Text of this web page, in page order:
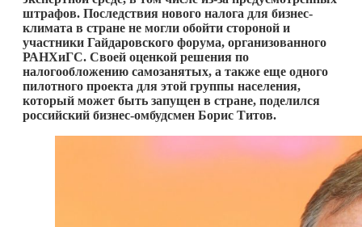
штрафов. Последствия нового налога для бизнес-
климата в стране не могли обойти стороной и
участники Гайдаровского форума, организованного
РАНХиГС. Своей оценкой решения по
налогообложению самозанятых, а также еще одного
пилотного проекта для этой группы населения,
который может быть запущен в стране, поделился
российский бизнес-омбудсмен Борис Титов.